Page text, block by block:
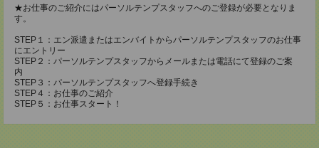
★お仕事のご紹介にはパーソルテンプスタッフへのご登録が必要となりま
す。
STEP１：エン派遣またはエンバイトからパーソルテンプスタッフのお仕事
にエントリー
STEP２：パーソルテンプスタッフからメールまたは電話にて登録のご案
内
STEP３：パーソルテンプスタッフへ登録手続き
STEP４：お仕事のご紹介
STEP５：お仕事スタート！